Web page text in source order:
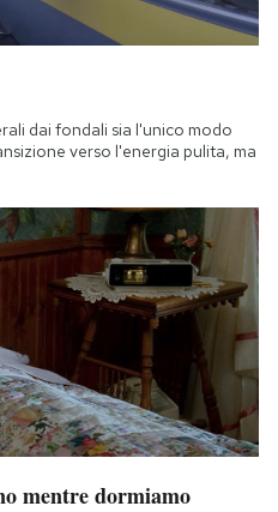
dai fondali sia l'unico modo
verso l'energia pulita, ma
mentre dormiamo